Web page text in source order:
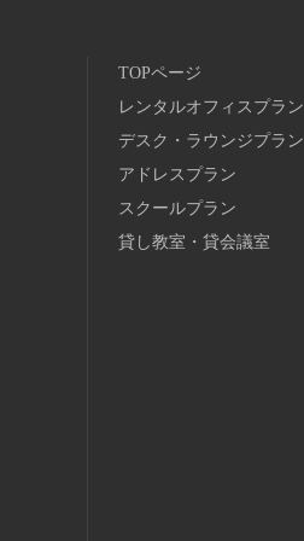
TOPページ
レンタルオフィスプラン
デスク・ラウンジプラン
アドレスプラン
スクールプラン
貸し教室・貸会議室